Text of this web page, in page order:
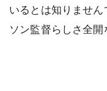
いるとは知りませ
ソン監督らしさ全開